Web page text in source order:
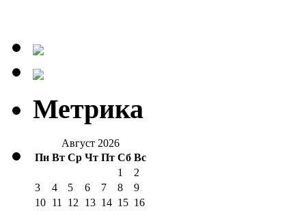
Метрика
Август 2026
Пн Вт Ср Чт Пт Сб Вс
1
2
3
4 5 6 7 8
9
10 11 12 13 14 15 16